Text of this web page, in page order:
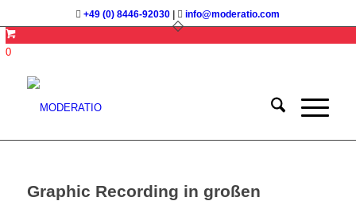
+49 (0) 8446-92030 info@moderatio.com
0
Graphic Recording in großen